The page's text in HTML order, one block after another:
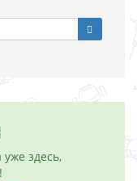
здесь,